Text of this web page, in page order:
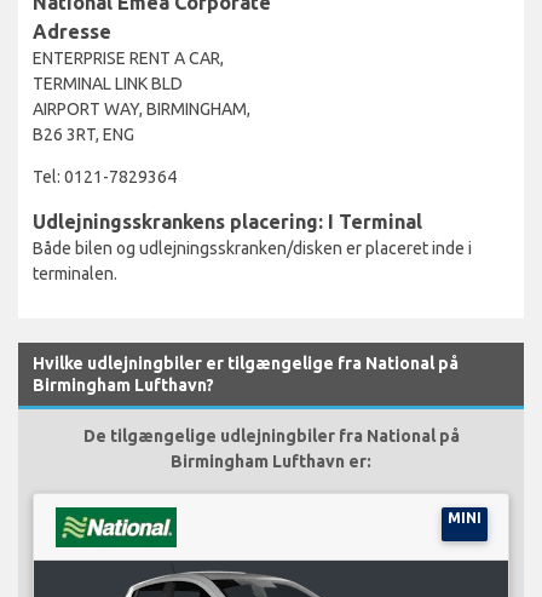
Adresse
ENTERPRISE RENT A CAR,
TERMINAL LINK BLD
AIRPORT WAY, BIRMINGHAM,
B26 3RT, ENG
Tel: 0121-7829364
Udlejningsskrankens placering: I Terminal
Både bilen og udlejningsskranken/disken er placeret inde i
terminalen.
Hvilke udlejningbiler er tilgængelige fra National på
Birmingham Lufthavn?
De tilgængelige udlejningbiler fra National på
Birmingham Lufthavn er:
MINI